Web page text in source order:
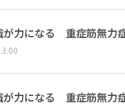
が力になる 重症筋無力
が力になる 重症筋無力